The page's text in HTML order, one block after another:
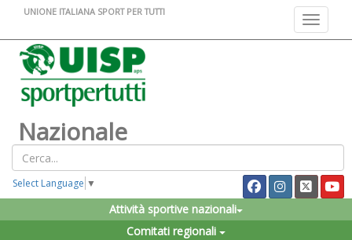
Toggle
UNIONE ITALIANA SPORT PER TUTTI
Nazionale
Select Language ▼
Attività sportive nazionali
Comitati regionali